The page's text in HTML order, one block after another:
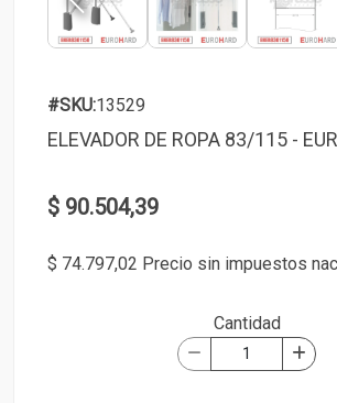
#SKU:13529
ELEVADOR DE ROPA 83/115 -
$ 90.504,39
$ 74.797,02 Precio sin impuestos
Cantidad